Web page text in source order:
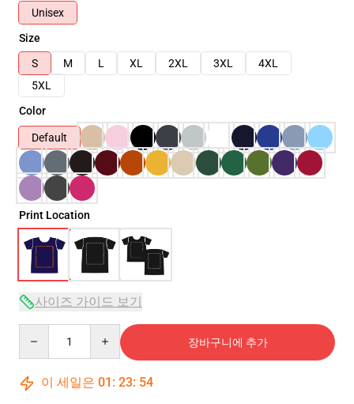
Unisex
Size
S
M L XL 2XL 3XL
4XL
5XL
Color
Default
Print Location
사이즈 가이드 보기
장바구니에 추가
이 세일은 01 : 23: 53